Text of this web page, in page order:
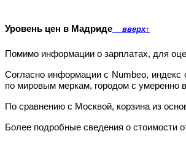
Уровень цен в Мадриде вверх↑
Помимо информации о зарплатах, для
Согласно информации с Numbeo,
по мировым меркам, городом с умеренно
По сравнению с Москвой, корзина из
Более подробные сведения о стоимости